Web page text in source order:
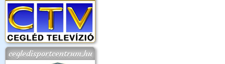
cegledisportcentrum.hu